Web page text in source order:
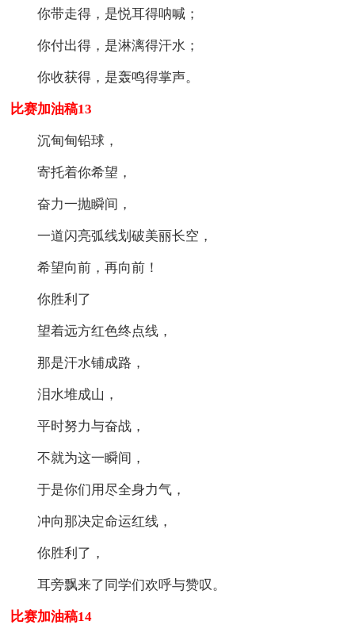
你带走得，是悦耳得呐喊；
你付出得，是淋漓得汗水；
你收获得，是轰鸣得掌声。
比赛加油稿13
沉甸甸铅球，
寄托着你希望，
奋力一抛瞬间，
一道闪亮弧线划破美丽长空，
希望向前，再向前！
你胜利了
望着远方红色终点线，
那是汗水铺成路，
泪水堆成山，
平时努力与奋战，
不就为这一瞬间，
于是你们用尽全身力气，
冲向那决定命运红线，
你胜利了，
耳旁飘来了同学们欢呼与赞叹。
比赛加油稿14